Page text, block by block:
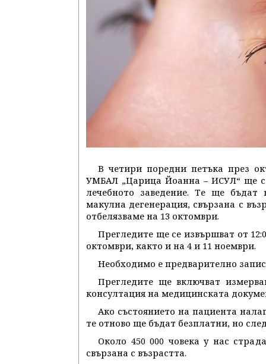
В четири поредни петъка през
УМБАЛ „Царица Йоанна – ИСУЛ“ ще
лечебното заведение. Те ще
макулна дегенерация, свързана с
отбелязваме на 13 октомври.
Прегледите ще се извършват от
октомври, както и на 4 и 11 ноември.
Необходимо е предварително
Прегледите ще включват
консултация на медицинската
Ако състоянието на пациента
те отново ще бъдат безплатни, но
Около 450 000 човека у нас
свързана с възрастта.